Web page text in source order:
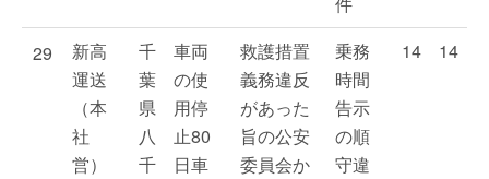
29
新高
運送
（本
社
営）
千
葉
県
八
千
車両
の使
用停
止80
日車
救護措置
義務違反
があった
旨の公安
委員会か
乗務
時間
告示
の順
守違
14 14